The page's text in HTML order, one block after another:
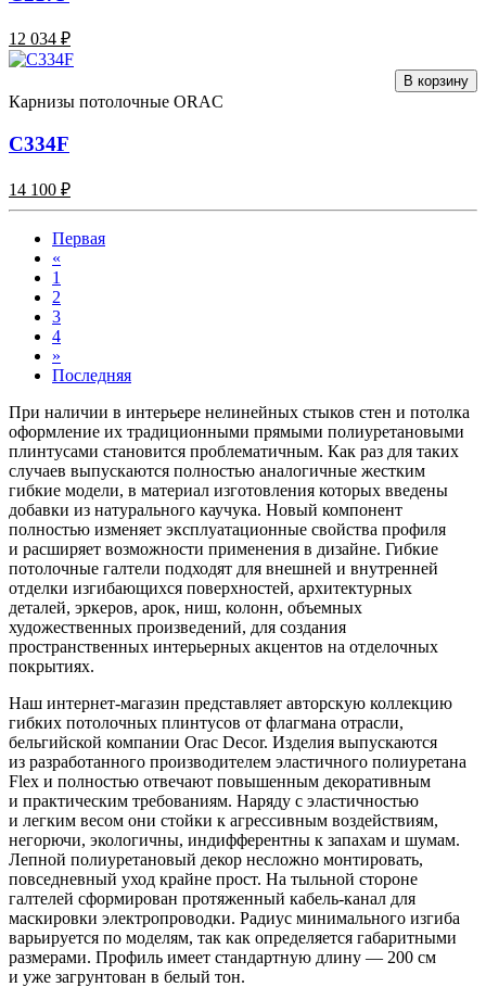
12 034 ₽
В корзину
Карнизы потолочные ORAC
C334F
14 100 ₽
Первая
«
1
2
3
4
»
Последняя
При наличии в интерьере нелинейных стыков стен и потолка
оформление их традиционными прямыми полиуретановыми
плинтусами становится проблематичным. Как раз для таких
случаев выпускаются полностью аналогичные жестким
гибкие модели, в материал изготовления которых введены
добавки из натурального каучука. Новый компонент
полностью изменяет эксплуатационные свойства профиля
и расширяет возможности применения в дизайне. Гибкие
потолочные галтели подходят для внешней и внутренней
отделки изгибающихся поверхностей, архитектурных
деталей, эркеров, арок, ниш, колонн, объемных
художественных произведений, для создания
пространственных интерьерных акцентов на отделочных
покрытиях.
Наш интернет-магазин представляет авторскую коллекцию
гибких потолочных плинтусов от флагмана отрасли,
бельгийской компании Orac Decor. Изделия выпускаются
из разработанного производителем эластичного полиуретана
Flex и полностью отвечают повышенным декоративным
и практическим требованиям. Наряду с эластичностью
и легким весом они стойки к агрессивным воздействиям,
негорючи, экологичны, индифферентны к запахам и шумам.
Лепной полиуретановый декор несложно монтировать,
повседневный уход крайне прост. На тыльной стороне
галтелей сформирован протяженный кабель-канал для
маскировки электропроводки. Радиус минимального изгиба
варьируется по моделям, так как определяется габаритными
размерами. Профиль имеет стандартную длину — 200 см
и уже загрунтован в белый тон.